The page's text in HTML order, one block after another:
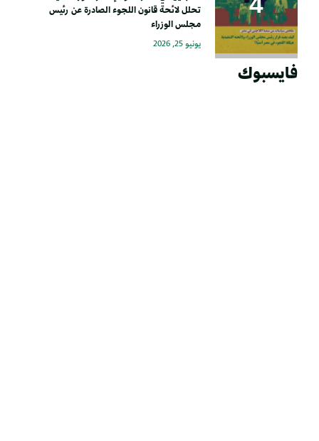
تحلل لائحة قانون اللجوء الصادرة عن رئيس
مجلس الوزراء
يونيو 25, 2026
فايسبوك